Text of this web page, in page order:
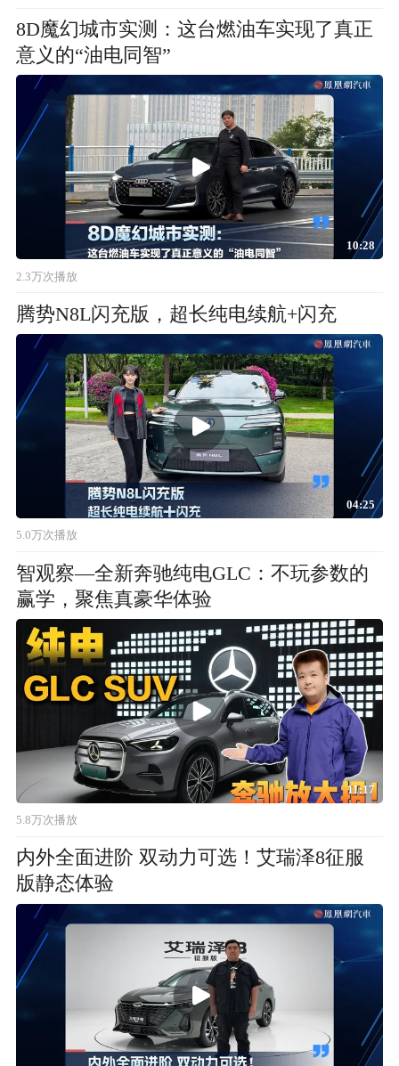
8D魔幻城市实测：这台燃油车实现了真正
意义的“油电同智”
10:28
2.3万次播放
腾势N8L闪充版，超长纯电续航+闪充
04:25
5.0万次播放
智观察—全新奔驰纯电GLC：不玩参数的
赢学，聚焦真豪华体验
11:17
5.8万次播放
内外全面进阶 双动力可选！艾瑞泽8征服
版静态体验